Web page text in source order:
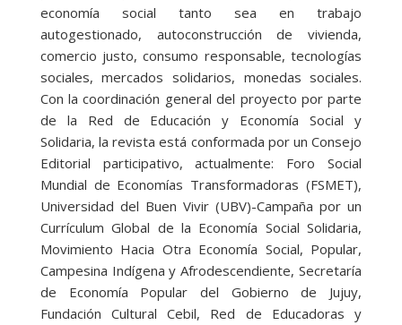
economía social tanto sea en trabajo
autogestionado, autoconstrucción de vivienda,
comercio justo, consumo responsable, tecnologías
sociales, mercados solidarios, monedas sociales.
Con la coordinación general del proyecto por parte
de la Red de Educación y Economía Social y
Solidaria, la revista está conformada por un Consejo
Editorial participativo, actualmente: Foro Social
Mundial de Economías Transformadoras (FSMET),
Universidad del Buen Vivir (UBV)-Campaña por un
Currículum Global de la Economía Social Solidaria,
Movimiento Hacia Otra Economía Social, Popular,
Campesina Indígena y Afrodescendiente, Secretaría
de Economía Popular del Gobierno de Jujuy,
Fundación Cultural Cebil, Red de Educadoras y